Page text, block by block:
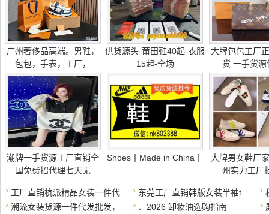
广州奢侈品高端。男鞋，
包包，手表，工厂，
供货源头-莆田鞋40起-衣服
15起-全场
大牌包包工厂
货 一手货源
潮牌一手货源工厂直销全
国免费招代理七天无
Shoes丨Made in China丨
大牌男女鞋厂
州实力工厂
工厂直销杭派精品女装一件代 东莞工厂直销韩版女装半袖t
潮流女装货源一件代发批发，
、2026 卸妆油选购指南